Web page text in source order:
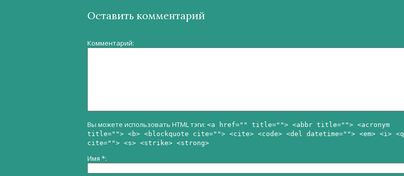
Оставить комментарий
Комментарий
Вы можете использовать HTML тэги: <a href="" title=""> <abbr title=""> <acronym
title=""> <b> <blockquote cite=""> <cite> <code> <del datetime=""> <em> <i> <q
cite=""> <s> <strike> <strong>
Имя *